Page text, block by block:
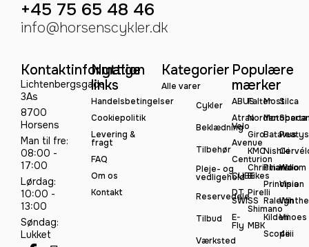
+45 75 65 48 46
info@horsenscykler.dk
Kontaktinformation
Lichtenbergsgade
3As
8700
Horsens
Man til fre:
08:00 -
17:00
Lørdag:
10:00 -
13:00
Søndag:
Lukket
Nyttige
links
Handelsbetingelser
Cookiepolitik
Levering &
fragt
FAQ
Om os
Kontakt
Kategorier
Alle varer
Cykler
Beklædning
Tilbehør
Pleje- og
vedligehold
Reservedele
Tilbud
Værksted
Populære
mærker
ABUS
Atran
Velo
Avenue
Centurion
CUBE
DT
SWISS
E-
Fly
Falter
Norden
Giro
KMC
Christiania
Bikes
Pirelli
Shimano
MBK
Most
Batavus
Nishiki
Pinarello
Principia
Raleigh
Kildemoes
Scope
Silca
Sparta
Peatys
Woom
Vision
Vii
4iiii